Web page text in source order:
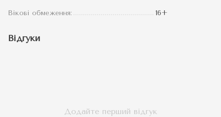
Вікові обмеження: 16+
Відгуки
Додайте перший відгук